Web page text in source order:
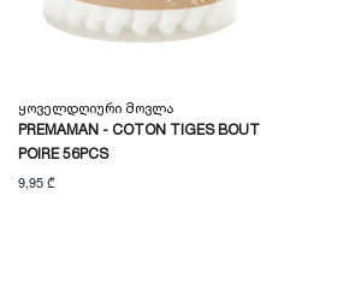
Ყოველდღიური Მოვლა
PREMAMAN - COTON TIGES BOUT
POIRE 56PCS
9,95 ₾